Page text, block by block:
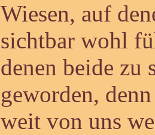
Wiesen, auf
sichtbar wohl
denen beide zu
geworden,
weit von uns